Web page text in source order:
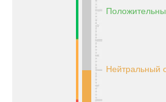
Нейтральный